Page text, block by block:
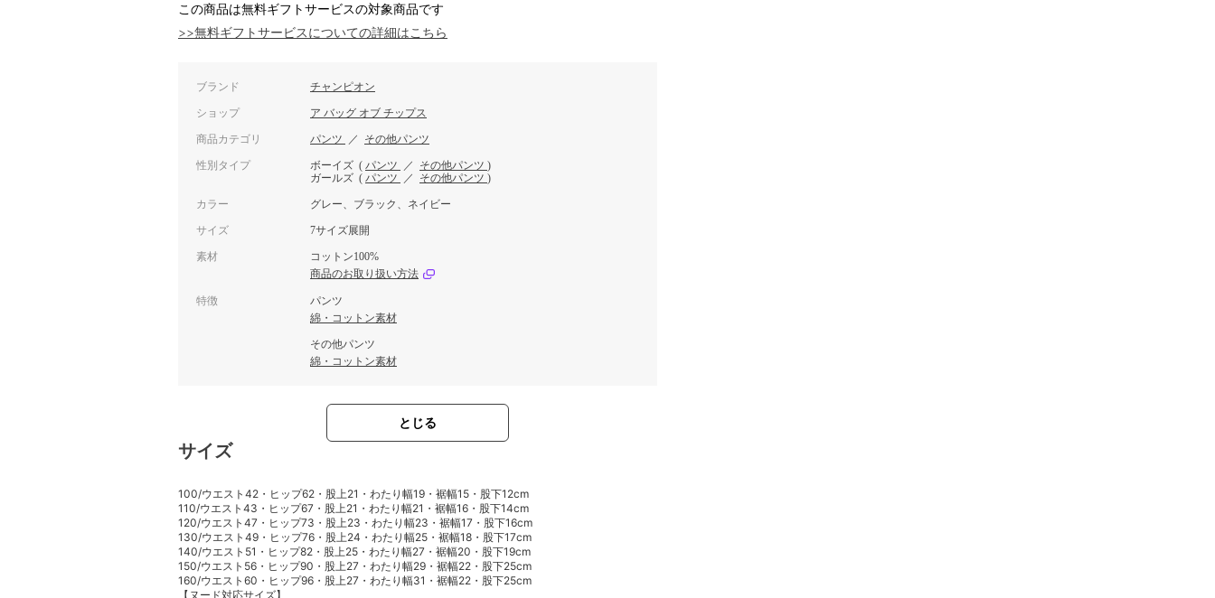
この商品は無料ギフトサービスの対象商品です
>>無料ギフトサービスについての詳細はこちら
ブランド チャンピオン
ショップ ア バッグ オブ チップス
商品カテゴリ パンツ ／ その他パンツ
性別タイプ ボーイズ ( パンツ ／ その他パンツ )
ガールズ ( パンツ ／ その他パンツ )
カラー グレー、ブラック、ネイビー
サイズ 7サイズ展開
素材
コットン100%
商品のお取り扱い方法
特徴
パンツ
綿・コットン素材
その他パンツ
綿・コットン素材
とじる
サイズ
100/ウエスト42・ヒップ62・股上21・わたり幅19・裾幅15・股下12cm
110/ウエスト43・ヒップ67・股上21・わたり幅21・裾幅16・股下14cm
120/ウエスト47・ヒップ73・股上23・わたり幅23・裾幅17・股下16cm
130/ウエスト49・ヒップ76・股上24・わたり幅25・裾幅18・股下17cm
140/ウエスト51・ヒップ82・股上25・わたり幅27・裾幅20・股下19cm
150/ウエスト56・ヒップ90・股上27・わたり幅29・裾幅22・股下25cm
160/ウエスト60・ヒップ96・股上27・わたり幅31・裾幅22・股下25cm
【ヌード対応サイズ】